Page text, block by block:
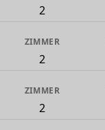
2
ZIMMER
2
ZIMMER
2